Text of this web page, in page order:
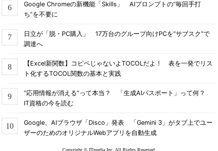
Google Chromeの新機能「Skills」 AIプロンプトの“毎回手打
ち”を不要に
日立が「脱・PC購入」 17万台のグループ向けPCを“サブスク”で
調達へ
【Excel新関数】コピペじゃないよTOCOLだよ！ 表を一発でリス
ト化するTOCOL関数の基本と実践
“応用情報が消える”って本当？ 「生成AIパスポート」って何？
IT資格の今を読む
Google、AIブラウザ「Disco」発表 「Gemini 3」がタブ上でユー
ザーのためのオリジナルWebアプリを自動生成